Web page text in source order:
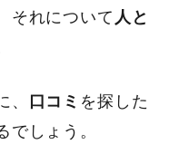
それについて人と
口コミ を探した
しょう。